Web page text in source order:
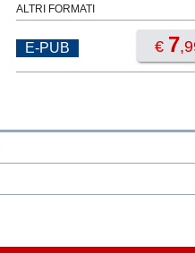
ALTRI FORMATI
E-PUB € 7